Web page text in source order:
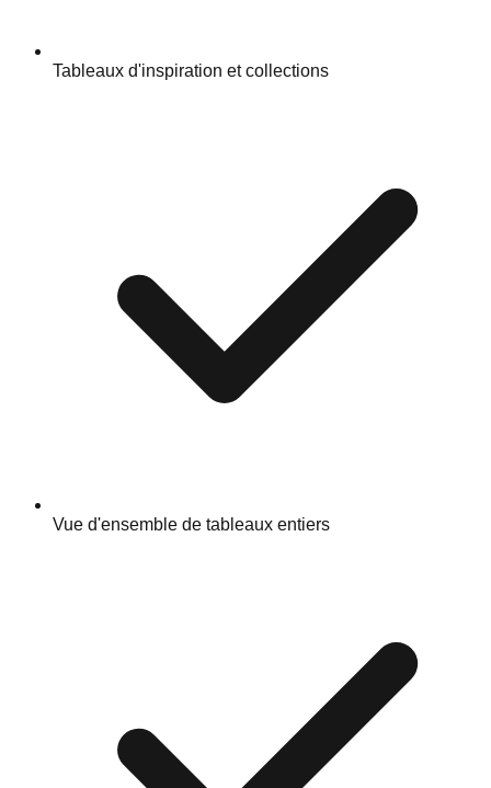
Tableaux d'inspiration et collections
Vue d'ensemble de tableaux entiers